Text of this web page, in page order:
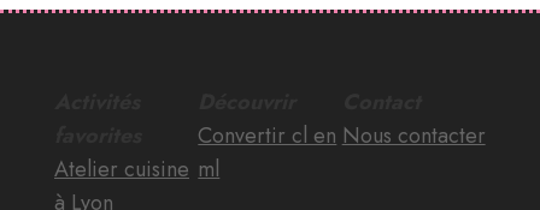
Atelier cuisine
à Lyon
Convertir cl en
ml
Nous contacter